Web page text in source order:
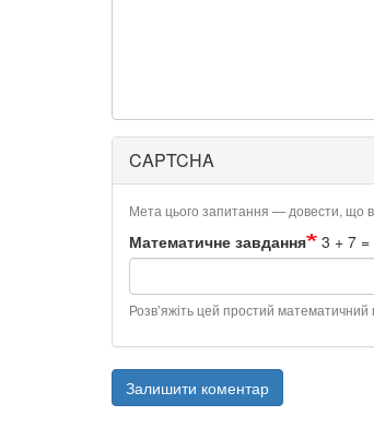
CAPTCHA
Мета цього запитання — довести, що
Математичне завдання 3 + 7 =
Розв’яжіть цей простий математичний
Залишити коментар